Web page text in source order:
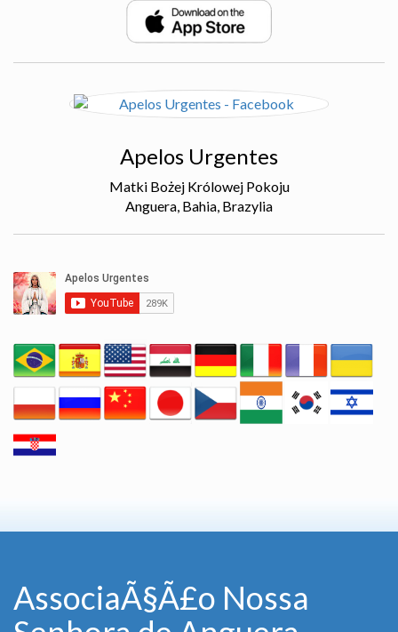
Apelos Urgentes
Matki Bożej Królowej Pokoju
Anguera, Bahia, Brazylia
AssociaÃ§Ã£o Nossa